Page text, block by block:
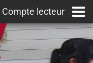
Compte lecteur